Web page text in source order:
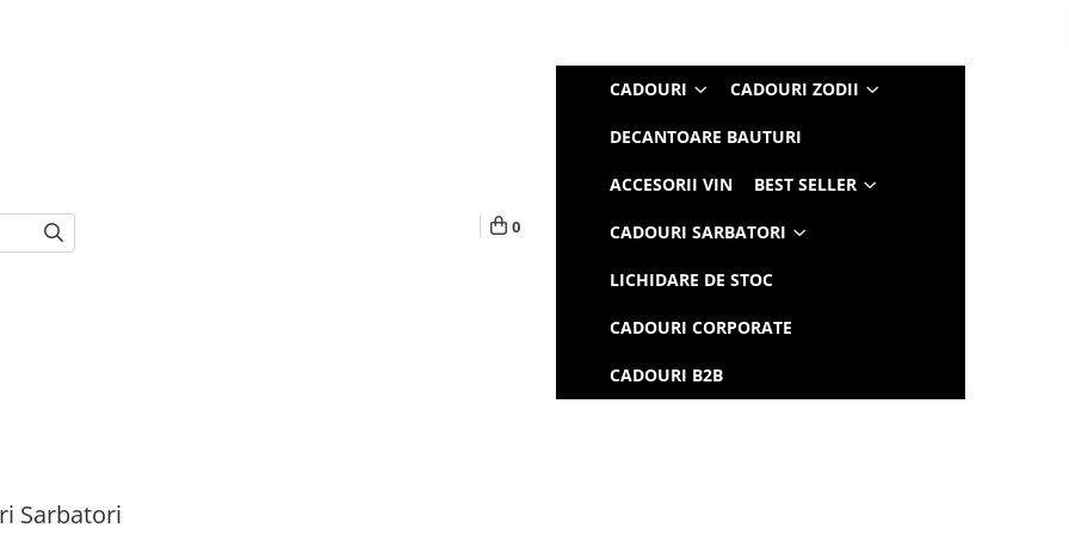
0
CADOURI CADOURI ZODII
DECANTOARE BAUTURI
ACCESORII VIN BEST SELLER
CADOURI SARBATORI
LICHIDARE DE STOC
CADOURI CORPORATE
CADOURI B2B
Sarbatori